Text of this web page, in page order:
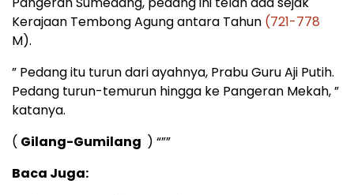
Kerajaan Tembong Agung antara Tahun (721-778
M).
” Pedang itu turun dari ayahnya, Prabu Guru Aji Putih.
Pedang turun-temurun hingga ke Pangeran Mekah, ”
katanya.
( Gilang-Gumilang ) “””
Baca Juga: